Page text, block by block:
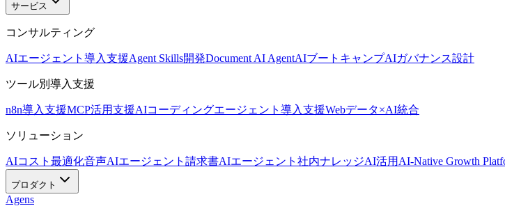
サービス
コンサルティング
AIエージェント導入支援Agent Skills開発Document AI AgentAIブートキャンプAIガバナンス設計
ツール別導入支援
n8n導入支援MCP活用支援AIコーディングエージェント導入支援Webデータ×AI統合
ソリューション
AIコスト最適化音声AIエージェント 請求書AIエージェント 社内ナレッジAI活用 AI-Native Growth
プロダクト
Agens